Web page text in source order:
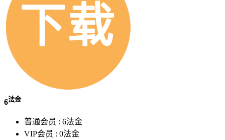
6法金
普通会员 : 6法金
VIP会员 : 0法金